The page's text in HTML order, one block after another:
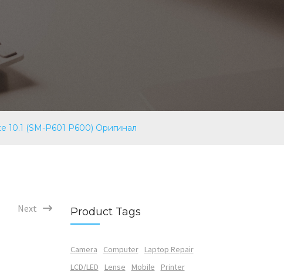
10.1 (SM-P601 P600) Оригинал
Next Product Tags
Camera Computer
Laptop Repair
LCD/LED
Lense Mobile
Printer